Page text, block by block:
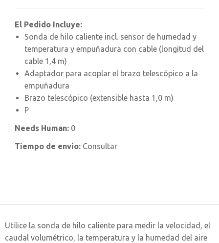
El Pedido Incluye:
Sonda de hilo caliente incl. sensor de humedad y
temperatura y empuñadura con cable (longitud del
cable 1,4 m)
Adaptador para acoplar el brazo telescópico a la
empuñadura
Brazo telescópico (extensible hasta 1,0 m)
P
Needs Human: 0
Tiempo de envío: Consultar
Utilice la sonda de hilo caliente para medir la velocidad, el
caudal volumétrico, la temperatura y la humedad del aire